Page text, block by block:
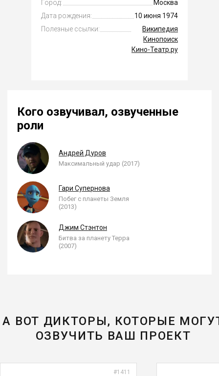
Город:
Москва
Дата рождения:
10 июня 1974
Полезные ссылки:
Википедия
Кинопоиск
Кино-Театр.ру
Кого озвучивал, озвученные
роли
Андрей Дуров
Максимальный удар (2017)
Гари Супернова
Побег с планеты Земля
(2013)
Джим Стэнтон
Битва за планету Терра
(2007)
А ВОТ ДИКТОРЫ, КОТОРЫЕ
ОЗВУЧИТЬ ВАШ ПРОЕКТ
#1411